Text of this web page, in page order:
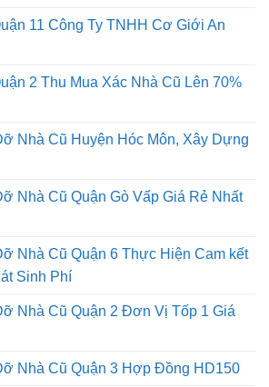
11 Công Ty TNHH Cơ Giới An
2 Thu Mua Xác Nhà Cũ Lên 70%
Nhà Cũ Huyện Hóc Môn, Xây Dựng
Nhà Cũ Quận Gò Vấp Giá Rẻ Nhất
Nhà Cũ Quận 6 Thực Hiện Cam kết
Sinh Phí
Nhà Cũ Quận 2 Đơn Vị Tốp 1 Giá
Nhà Cũ Quận 3 Hợp Đồng HD150